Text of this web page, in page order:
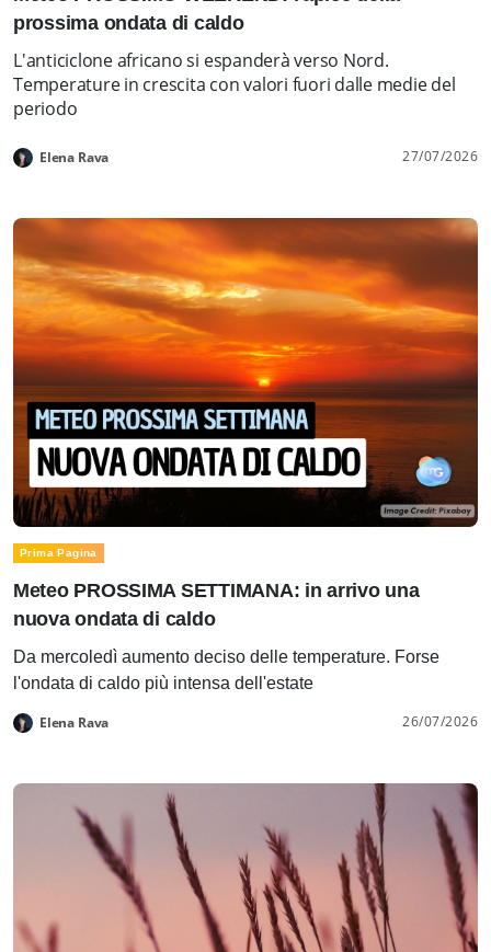
prossima ondata di caldo
L'anticiclone africano si espanderà verso Nord.
Temperature in crescita con valori fuori dalle medie del
periodo
Elena Rava 27/07/2026
Prima Pagina
Meteo PROSSIMA SETTIMANA: in arrivo una
nuova ondata di caldo
Da mercoledì aumento deciso delle temperature. Forse
l'ondata di caldo più intensa dell'estate
Elena Rava 26/07/2026